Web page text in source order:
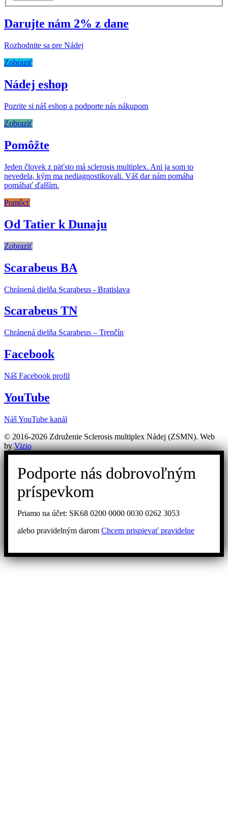
Darujte nám 2% z dane
Rozhodnite sa pre Nádej
Zobraziť
Nádej eshop
Pozrite si náš eshop a podporte nás nákupom
Zobraziť
Pomôžte
Jeden človek z päťsto má sclerosis multiplex. Ani ja som to
nevedela, kým ma nediagnostikovali. Váš dar nám pomáha
pomáhať ďalším.
Pomôcť
Od Tatier k Dunaju
Zobraziť
Scarabeus BA
Chránená dielňa Scarabeus - Bratislava
Scarabeus TN
Chránená dielňa Scarabeus – Trenčín
Facebook
Náš Facebook profil
YouTube
Náš YouTube kanál
© 2016-2026 Združenie Sclerosis multiplex Nádej (ZSMN). Web
byVizio
Podporte nás dobrovoľným
príspevkom
Priamo na účet: SK68 0200 0000 0030 0262 3053
alebo pravidelným darom Chcem prispievať pravidelne